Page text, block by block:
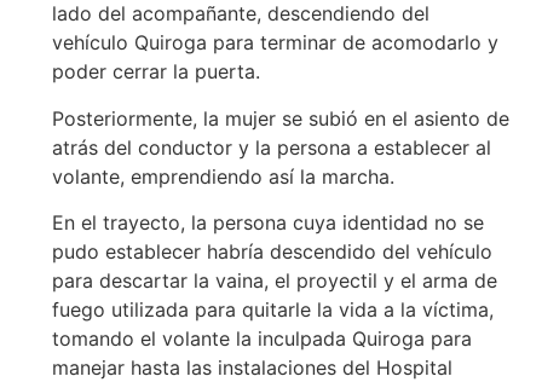
lado del acompañante, descendiendo del
vehículo Quiroga para terminar de acomodarlo y
poder cerrar la puerta.
Posteriormente, la mujer se subió en el asiento de
atrás del conductor y la persona a establecer al
volante, emprendiendo así la marcha.
En el trayecto, la persona cuya identidad no se
pudo establecer habría descendido del vehículo
para descartar la vaina, el proyectil y el arma de
fuego utilizada para quitarle la vida a la víctima,
tomando el volante la inculpada Quiroga para
manejar hasta las instalaciones del Hospital